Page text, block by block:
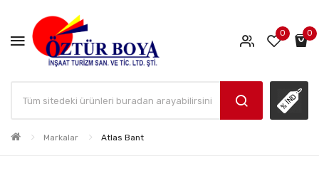
0 0
Markalar Atlas Bant